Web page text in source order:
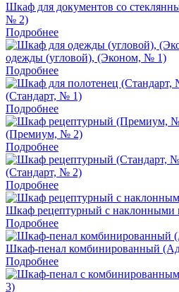
Шкаф для документов со
№ 2)
Подробнее
одежды (угловой), (Эконом, № 1)
Подробнее
(Стандарт, № 1)
Подробнее
(Премиум, № 2)
Подробнее
(Стандарт, № 2)
Подробнее
Шкаф рецептурный с
Подробнее
Шкаф-пенал комбинированный
Подробнее